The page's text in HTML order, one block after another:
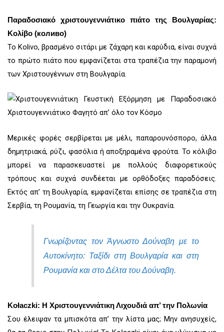
Παραδοσιακό χριστουγεννιάτικο πιάτο της Βουλγαρίας:
Κολίβο (коливо)
Το Kolivo, βρασμένο σιτάρι με ζάχαρη και καρύδια, είναι συχνά
το πρώτο πιάτο που εμφανίζεται στα τραπέζια την παραμονή
των Χριστουγέννων στη Βουλγαρία.
Μερικές φορές σερβίρεται με μέλι, παπαρουνόσπορο, άλλα
δημητριακά, ρύζι, φασόλια ή αποξηραμένα φρούτα. Το κόλιβο
μπορεί να παρασκευαστεί με πολλούς διαφορετικούς
τρόπους και συχνά συνδέεται με ορθόδοξες παραδόσεις.
Εκτός απ’ τη Βουλγαρία, εμφανίζεται επίσης σε τραπέζια στη
Σερβία, τη Ρουμανία, τη Γεωργία και την Ουκρανία.
Γνωρίζοντας τον Άγνωστο Δούναβη με το
Αυτοκίνητο: Ταξίδι στη Βουλγαρία και στη
Ρουμανία και στο Δέλτα του Δούναβη.
Kołaczki: Η Χριστουγεννιάτικη Λιχουδιά απ’ την Πολωνία
Σου έλειψαν τα μπισκότα απ’ την λίστα μας; Μην ανησυχείς,